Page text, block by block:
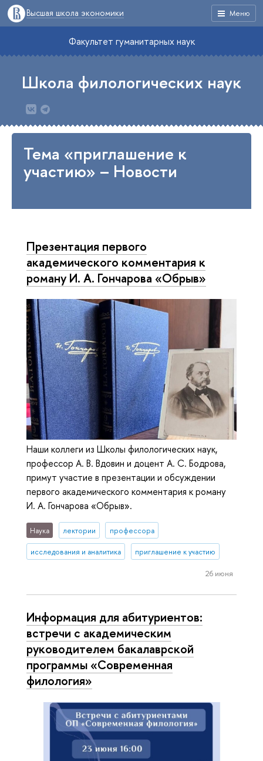
Меню
Высшая школа экономики
Факультет гуманитарных наук
Школа филологических наук
Тема «приглашение к
участию» – Новости
Презентация первого
академического комментария к
роману И. А. Гончарова «Обрыв»
Наши коллеги из Школы филологических наук,
профессор А. В. Вдовин и доцент А. С. Бодрова,
примут участие в презентации и обсуждении
первого академического комментария к роману
И. А. Гончарова «Обрыв».
Наука лектории профессора
исследования и аналитика приглашение к участию
26 июня
Информация для абитуриентов:
встречи с академическим
руководителем бакалаврской
программы «Современная
филология»